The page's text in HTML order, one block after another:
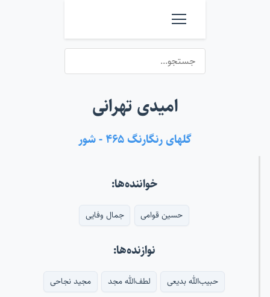
امیدی تهرانی
گلهای رنگارنگ ۴۶۵ - شور
خواننده‌ها:
حسین قوامی جمال وفایی
نوازنده‌ها:
حبیب‌الله بدیعی لطف‌الله مجد مجید نجاحی